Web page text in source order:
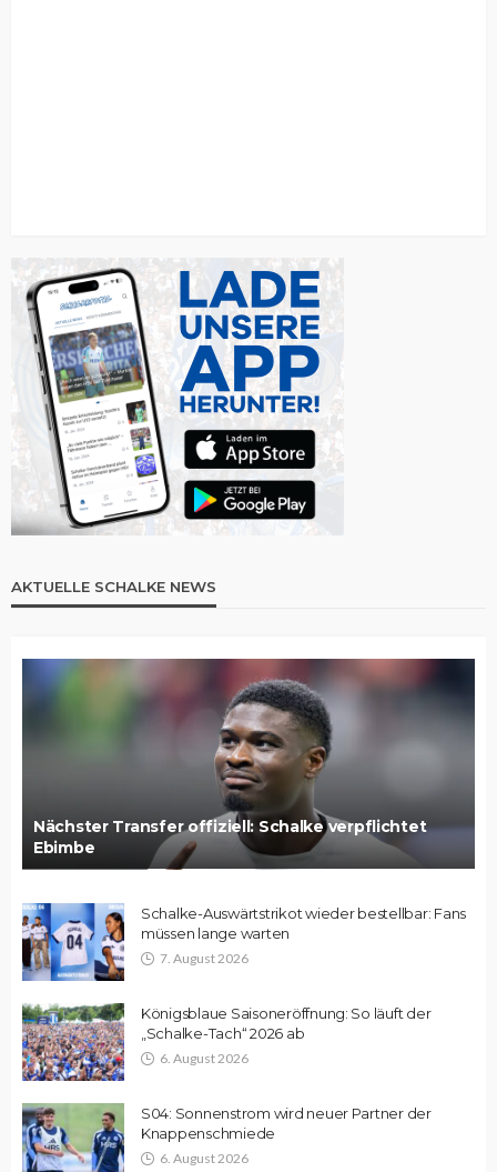
AKTUELLE SCHALKE NEWS
Nächster Transfer offiziell: Schalke verpflichtet
Ebimbe
Schalke-Auswärtstrikot wieder bestellbar: Fans
müssen lange warten
7. August 2026
Königsblaue Saisoneröffnung: So läuft der
„Schalke-Tach“ 2026 ab
6. August 2026
S04: Sonnenstrom wird neuer Partner der
Knappenschmiede
6. August 2026